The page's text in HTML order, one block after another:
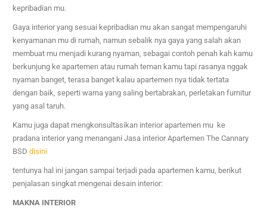
kepribadian mu.
Gaya interior yang sesuai kepribadian mu akan sangat mempengaruhi
kenyamanan mu di rumah, namun sebalik nya gaya yang salah akan
membuat mu menjadi kurang nyaman, sebagai contoh penah kah kamu
berkunjung ke apartemen atau rumah teman kamu tapi rasanya nggak
nyaman banget, terasa banget kalau apartemen nya tidak tertata
dengan baik, seperti warna yang saling bertabrakan, perletakan furnitur
yang asal taruh.
Kamu juga dapat mengkonsultasikan interior apartemen mu ke
pradana interior yang menanganiJasa interiorApartemen The Cannary
BSD disini
tentunya hal ini jangan sampai terjadi pada apartemen kamu, berikut
penjalasan singkat mengenai desain interior:
MAKNA INTERIOR